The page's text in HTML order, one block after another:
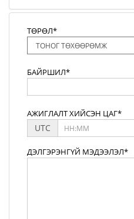
ТӨРӨЛ*
БАЙРШИЛ*
АЖИГЛАЛТ ХИЙСЭН ЦАГ*
UTC
ДЭЛГЭРЭНГҮЙ МЭДЭЭЛЭЛ*